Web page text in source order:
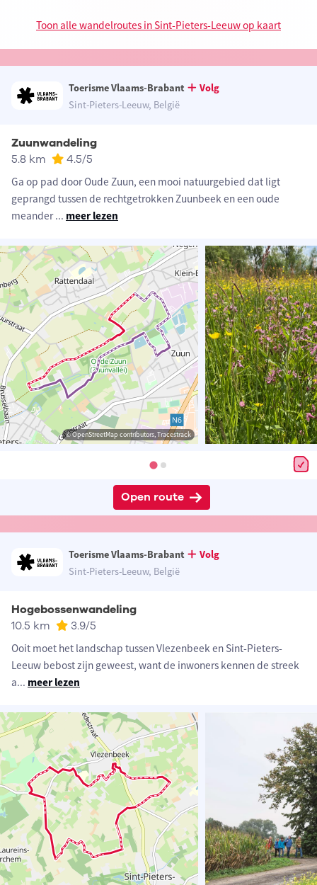
Toon alle wandelroutes in Sint-Pieters-Leeuw op kaart
Toerisme Vlaams-Brabant
Volg
Sint-Pieters-Leeuw, België
Zuunwandeling
5.8 km 4.5/5
Ga op pad door Oude Zuun, een mooi natuurgebied dat ligt
geprangd tussen de rechtgetrokken Zuunbeek en een oude
meander... meer lezen
© OpenStreetMap contributors, Tracestrack
Open route
Toerisme Vlaams-Brabant
Volg
Sint-Pieters-Leeuw, België
Hogebossenwandeling
10.5 km 3.9/5
Ooit moet het landschap tussen Vlezenbeek en Sint-Pieters-
Leeuw bebost zijn geweest, want de inwoners kennen de streek
a... meer lezen